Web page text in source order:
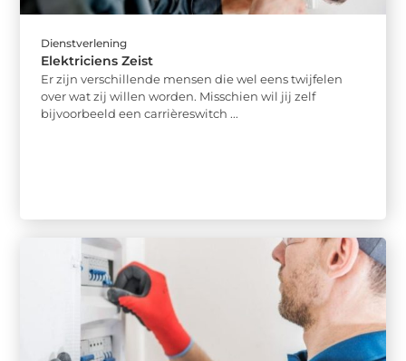
Dienstverlening
Elektriciens Zeist
Er zijn verschillende mensen die wel eens twijfelen
over wat zij willen worden. Misschien wil jij zelf
bijvoorbeeld een carrièreswitch ...